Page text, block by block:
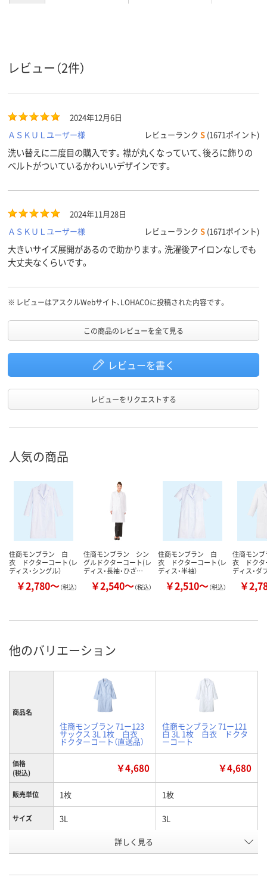
対象 女性用
レビュー（2件）
2024年12月6日
ＡＳＫＵＬユーザー様
レビューランク S (1671ポイント)
洗い替えに二度目の購入です。襟が丸くなっていて、後ろに飾りの
ベルトがついているかわいいデザインです。
2024年11月28日
ＡＳＫＵＬユーザー様
レビューランク S (1671ポイント)
大きいサイズ展開があるので助かります。洗濯後アイロンなしでも
大丈夫なくらいです。
※ レビューはアスクルWebサイト、LOHACOに投稿された内容です。
この商品のレビューを全て見る
レビューを書く
レビューをリクエストする
人気の商品
住商モンブラン 白
衣 ドクターコート（レ
ディス・シングル）
￥2,780～（税込）
住商モンブラン シン
グルドクターコート(レ
ディス・長袖・ひざ…
￥2,540～（税込）
住商モンブラン 白
衣 ドクターコート（レ
ディス・半袖）
￥2,510～（税込）
住商モン
衣 ドクタ
ディス・ダ
￥
他のバリエーション
商品名
住商モンブラン 71ー123
サックス 3L 1枚 白衣
ドクターコート（直送品）
住商モンブラン 71ー121
白 3L 1枚 白衣 ドクタ
ーコート
価格
(税込)
￥4,680 ￥4,680
販売単位 1枚 1枚
サイズ 3L 3L
サックスブルー（水色）
詳しく見る